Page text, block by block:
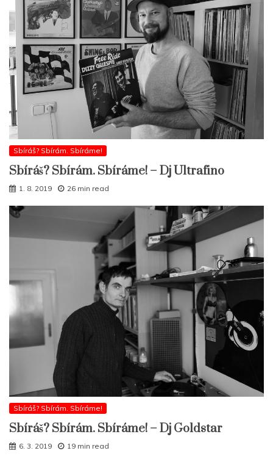
Sbíráš? Sbírám. Sbíráme!
Sbíráš? Sbírám. Sbíráme! – Dj Ultrafino
1. 8. 2019 26 min read
Sbíráš? Sbírám. Sbíráme!
Sbíráš? Sbírám. Sbíráme! – Dj Goldstar
6. 3. 2019 19 min read